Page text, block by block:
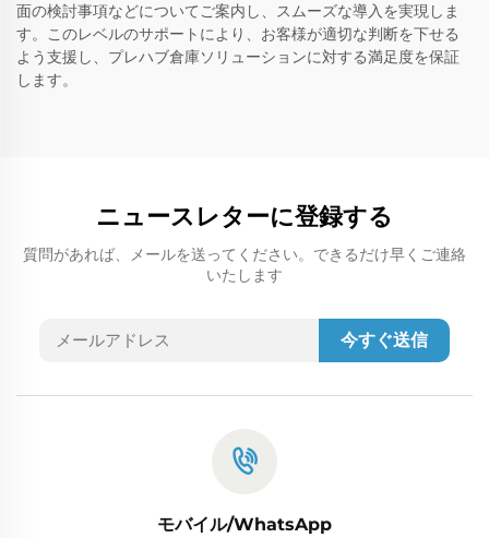
面の検討事項などについてご案内し、スムーズな導入を実現しま
す。このレベルのサポートにより、お客様が適切な判断を下せる
よう支援し、プレハブ倉庫ソリューションに対する満足度を保証
します。
ニュースレターに登録する
質問があれば、メールを送ってください。できるだけ早くご連絡
いたします
今すぐ送信
モバイル/WhatsApp